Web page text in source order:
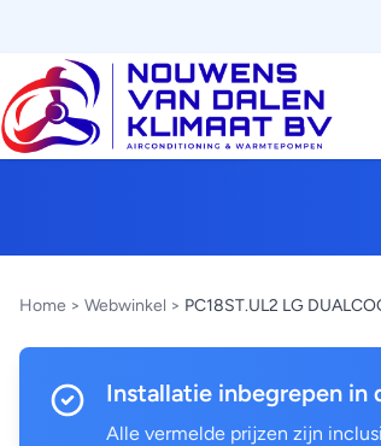
Home > Webwinkel > PC18ST.UL2 LG
Installatie inbegrepen in
Alle vermelde prijzen zijn